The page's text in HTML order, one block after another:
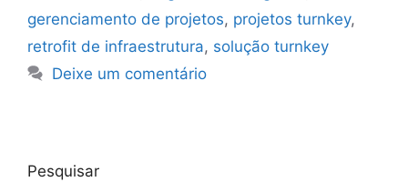
gerenciamento de projetos, projetos turnkey,
retrofit de infraestrutura, solução turnkey
Deixe um comentário
Pesquisar